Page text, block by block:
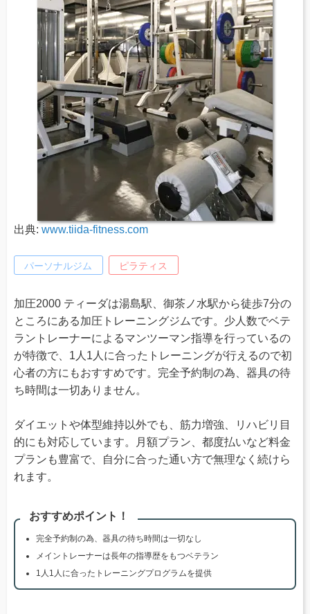
出典: www.tiida-fitness.com
パーソナルジム ピラティス
加圧2000 ティーダは湯島駅、御茶ノ水駅から徒歩7分の
ところにある加圧トレーニングジムです。少人数でベテ
ラントレーナーによるマンツーマン指導を行っているの
が特徴で、1人1人に合ったトレーニングが行えるので初
心者の方にもおすすめです。完全予約制の為、器具の待
ち時間は一切ありません。
ダイエットや体型維持以外でも、筋力増強、リハビリ目
的にも対応しています。月額プラン、都度払いなど料金
プランも豊富で、自分に合った通い方で無理なく続けら
れます。
おすすめポイント！
完全予約制の為、器具の待ち時間は一切なし
メイントレーナーは長年の指導歴をもつベテラン
1人1人に合ったトレーニングプログラムを提供